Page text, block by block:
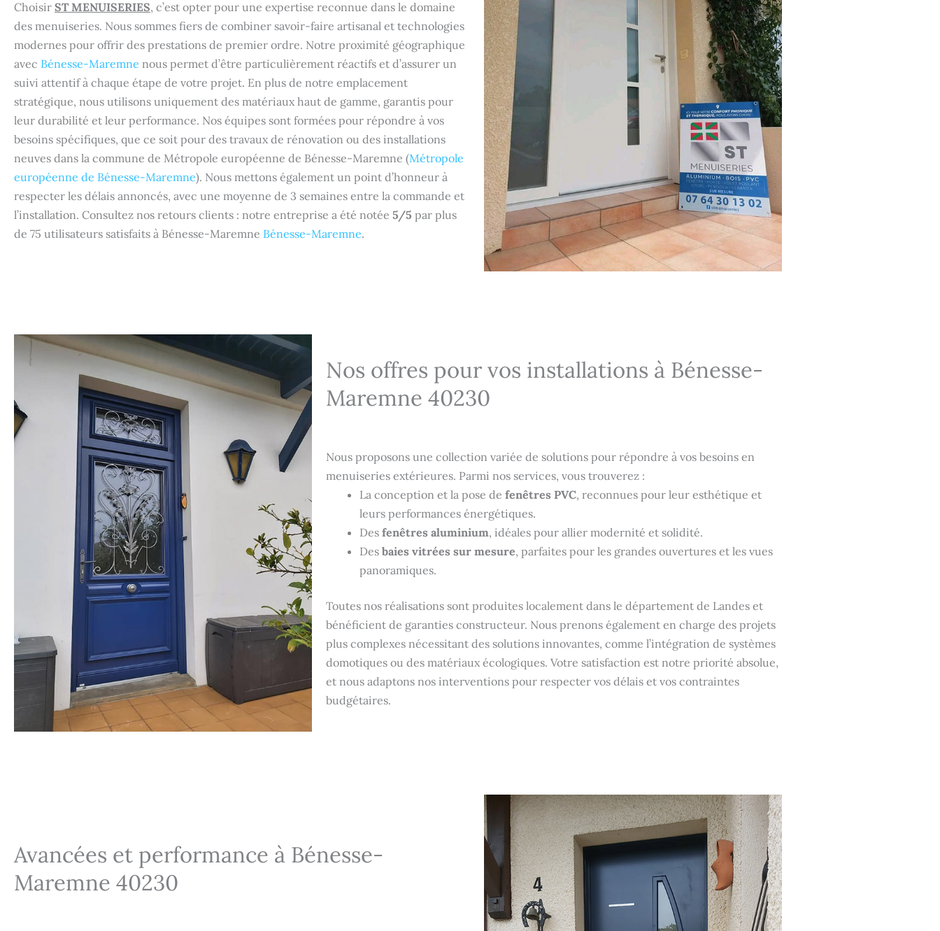
journée avec des finitions
impeccables. Professionnel
et pédagogue, Azeddine a su
nous expliquer, toujours avec
bonne humeur, le travail
effectué. Je ne saurai que le
recommander tant le travail
et le rendu ont été
parfaitement réalisés.
Le matériel est français et de
qualité.
Choisir ST MENUISERIES, c’est opter pour une expertise reconnue dans le domaine
des menuiseries. Nous sommes fiers de combiner savoir-faire artisanal et technologies
modernes pour offrir des prestations de premier ordre. Notre proximité géographique
avec Bénesse-Maremne nous permet d’être particulièrement réactifs et d’assurer un
suivi attentif à chaque étape de votre projet. En plus de notre emplacement
stratégique, nous utilisons uniquement des matériaux haut de gamme, garantis pour
leur durabilité et leur performance. Nos équipes sont formées pour répondre à vos
besoins spécifiques, que ce soit pour des travaux de rénovation ou des installations
neuves dans la commune de Métropole européenne de Bénesse-Maremne (Métropole
européenne de Bénesse-Maremne). Nous mettons également un point d’honneur à
respecter les délais annoncés, avec une moyenne de 3 semaines entre la commande et
l’installation. Consultez nos retours clients : notre entreprise a été notée 5/5 par plus
de 75 utilisateurs satisfaits à Bénesse-Maremne Bénesse-Maremne.
Nos offres pour vos installations à Bénesse-
Maremne 40230
Nous proposons une collection variée de solutions pour répondre à vos besoins en
menuiseries extérieures. Parmi nos services, vous trouverez :
La conception et la pose defenêtres PVC, reconnues pour leur esthétique et
leurs performances énergétiques.
Desfenêtres aluminium, idéales pour allier modernité et solidité.
Desbaies vitrées sur mesure, parfaites pour les grandes ouvertures et les vues
panoramiques.
Toutes nos réalisations sont produites localement dans le département de Landes et
bénéficient de garanties constructeur. Nous prenons également en charge des projets
plus complexes nécessitant des solutions innovantes, comme l’intégration de systèmes
domotiques ou des matériaux écologiques. Votre satisfaction est notre priorité absolue,
et nous adaptons nos interventions pour respecter vos délais et vos contraintes
budgétaires.
Avancées et performance à Bénesse-
Maremne 40230